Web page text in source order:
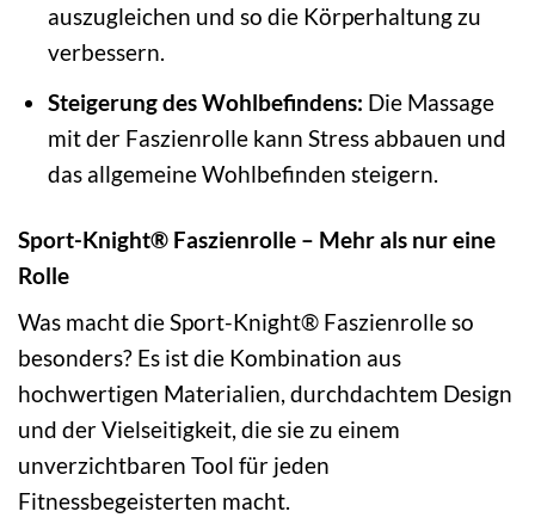
auszugleichen und so die Körperhaltung zu
verbessern.
Steigerung des Wohlbefindens: Die Massage
mit der Faszienrolle kann Stress abbauen und
das allgemeine Wohlbefinden steigern.
Sport-Knight® Faszienrolle – Mehr als nur eine
Rolle
Was macht die Sport-Knight® Faszienrolle so
besonders? Es ist die Kombination aus
hochwertigen Materialien, durchdachtem Design
und der Vielseitigkeit, die sie zu einem
unverzichtbaren Tool für jeden
Fitnessbegeisterten macht.